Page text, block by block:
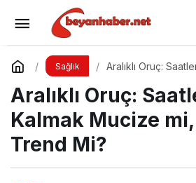
Sağlık
Aralıklı Oruç:
Aralıklı Oruç:
Kalmak Mucize
Trend Mi?
Laktoz İntoleransı